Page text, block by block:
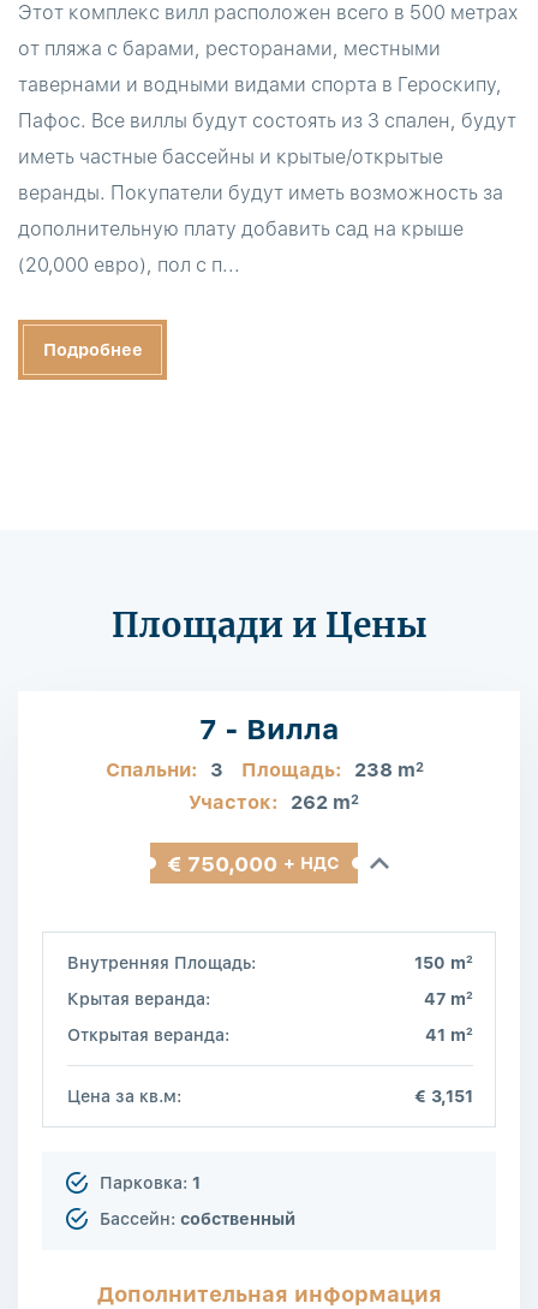
Этот комплекс вилл расположен всего в 500 метрах
от пляжа с барами, ресторанами, местными
тавернами и водными видами спорта в Героскипу,
Пафос. Все виллы будут состоять из 3 спален, будут
иметь частные бассейны и крытые/открытые
веранды. Покупатели будут иметь возможность за
дополнительную плату добавить сад на крыше
(20,000 евро), пол с п...
Подробнее
Площади и Цены
7 - Вилла
Спальни: 3 Площадь: 238 m2
Участок: 262 m2
€ 750,000 + НДС
Внутренняя Площадь: 150 m2
Крытая веранда: 47 m2
Открытая веранда: 41 m2
Цена за кв.м: € 3,151
Парковка: 1
Бассейн: собственный
Дополнительная информация